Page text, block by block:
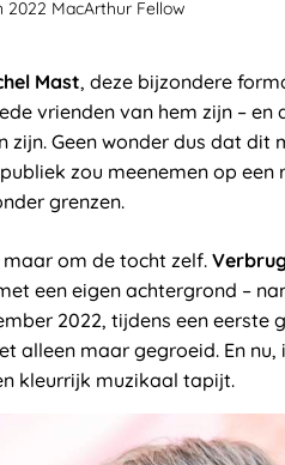
2022 MacArthur Fellow
Mast, deze bijzondere
vrienden van hem zijn – en
Geen wonder dus dat dit
zou meenemen op een
grenzen.
om de tocht zelf.
een eigen achtergrond –
2022, tijdens een eerste
alleen maar gegroeid. En
kleurrijk muzikaal tapijt.